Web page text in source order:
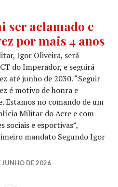
ser aclamado e
por mais 4 anos
Igor Oliveira, será
do Imperador, e seguirá
até junho de 2030. “Seguir
é motivo de honra e
Estamos no comando de um
Militar do Acre e com
sociais e esportivas”,
mandato Segundo Igor
JUNHO DE 2026